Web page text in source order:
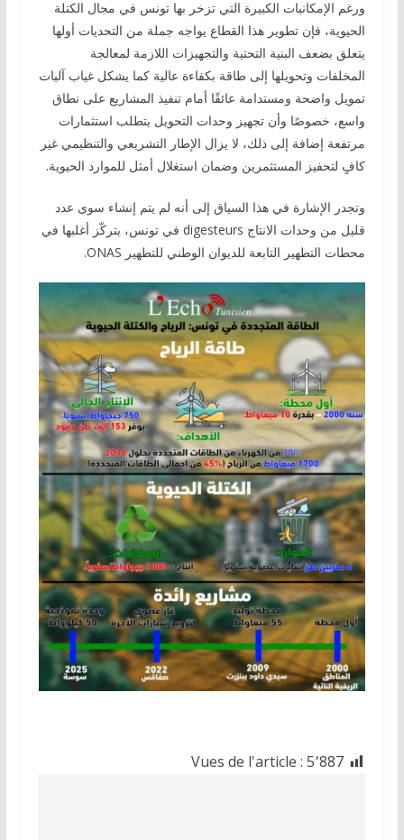
ورغم الإمكانيات الكبيرة التي تزخر بها تونس في مجال الكتلة
الحيوية، فإن تطوير هذا القطاع يواجه جملة من التحديات أولها
يتعلق بضعف البنية التحتية والتجهيزات اللازمة لمعالجة
المخلفات وتحويلها إلى طاقة بكفاءة عالية كما يشكل غياب آليات
تمويل واضحة ومستدامة عائقًا أمام تنفيذ المشاريع على نطاق
واسع، خصوصًا وأن تجهيز وحدات التحويل يتطلب استثمارات
مرتفعة إضافة إلى ذلك، لا يزال الإطار التشريعي والتنظيمي غير
كافٍ لتحفيز المستثمرين وضمان استغلال أمثل للموارد الحيوية.
وتجدر الإشارة في هذا السياق إلى أنه لم يتم إنشاء سوى عدد
قليل من وحدات الانتاج digesteurs في تونس، يتركّز أغلبها في
محطات التطهير التابعة للديوان الوطني للتطهير ONAS.
Vues de l'article : 5٬887